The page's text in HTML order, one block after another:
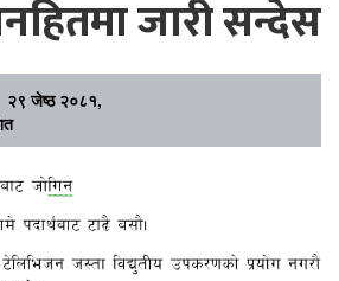
जारी सन्देस
२९ जेष्ठ २०८१,